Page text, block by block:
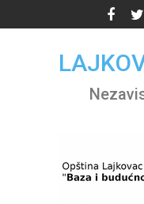
to